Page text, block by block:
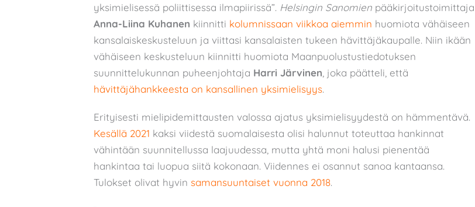
yksimielisessä poliittisessa ilmapiirissä”. Helsingin Sanomien pääkirjoitustoimittaja
Anna-Liina Kuhanen kiinnitti kolumnissaan viikkoa aiemmin huomiota vähäiseen
kansalaiskeskusteluun ja viittasi kansalaisten tukeen hävittäjäkaupalle. Niin ikään
vähäiseen keskusteluun kiinnitti huomiota Maanpuolustustiedotuksen
suunnittelukunnan puheenjohtaja Harri Järvinen , joka päätteli, että
hävittäjähankkeesta on kansallinen yksimielisyys.
Erityisesti mielipidemittausten valossa ajatus yksimielisyydestä on hämmentävä.
Kesällä 2021 kaksi viidestä suomalaisesta olisi halunnut toteuttaa hankinnat
vähintään suunnitellussa laajuudessa, mutta yhtä moni halusi pienentää
hankintaa tai luopua siitä kokonaan. Viidennes ei osannut sanoa kantaansa.
Tulokset olivat hyvin samansuuntaiset vuonna 2018.